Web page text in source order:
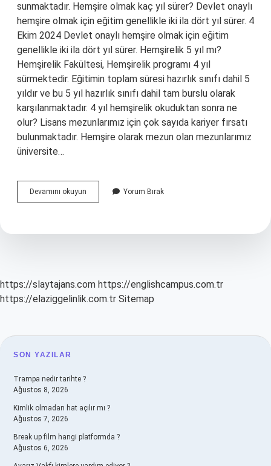
sunmaktadır. Hemşire olmak kaç yıl sürer? Devlet onaylı
hemşire olmak için eğitim genellikle iki ila dört yıl sürer. 4
Ekim 2024 Devlet onaylı hemşire olmak için eğitim
genellikle iki ila dört yıl sürer. Hemşirelik 5 yıl mı?
Hemşirelik Fakültesi, Hemşirelik programı 4 yıl
sürmektedir. Eğitimin toplam süresi hazırlık sınıfı dahil 5
yıldır ve bu 5 yıl hazırlık sınıfı dahil tam burslu olarak
karşılanmaktadır. 4 yıl hemşirelik okuduktan sonra ne
olur? Lisans mezunlarımız için çok sayıda kariyer fırsatı
bulunmaktadır. Hemşire olarak mezun olan mezunlarımız
üniversite…
Devamını okuyun Hemşire
Kaç
Yorum Bırak
https://slaytajans.com https://englishcampus.com.tr
https://elaziggelinlik.com.tr Sitemap
SIDEBAR
SON YAZILAR
Trampa nedir tarihte ?
Ağustos 8, 2026
Kimlik olmadan hat açılır mı ?
Ağustos 7, 2026
Break up film hangi platformda ?
Ağustos 6, 2026